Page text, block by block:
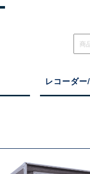
レコーダ